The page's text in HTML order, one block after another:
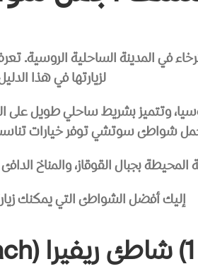
المدينة الساحلية الروسية. تعرف
لزيارتها في هذا
وتتميز بشريط ساحلي طويل على
شواطئ سوتشي توفر خيارات تناسب
المحيطة بجبال القوقاز، والمناخ
إليك أفضل الشواطئ التي يمكنك
1) شاطئ ريفيرا (Riviera Beach)